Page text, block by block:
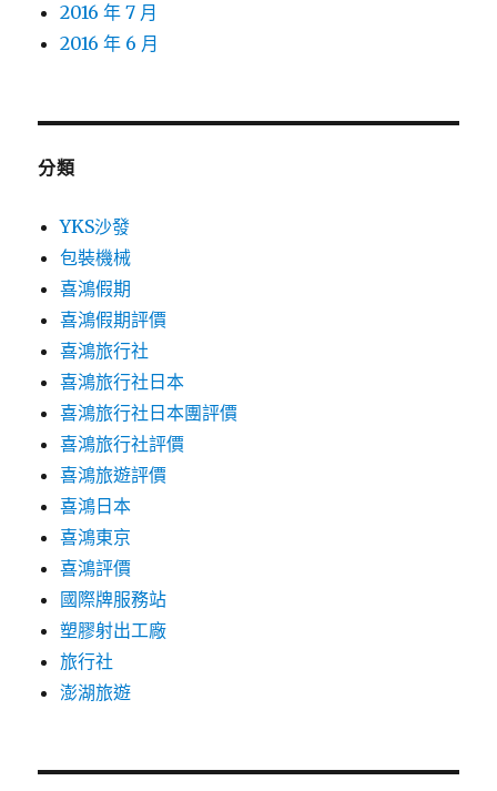
2016 年 7 月
2016 年 6 月
分類
YKS沙發
包裝機械
喜鴻假期
喜鴻假期評價
喜鴻旅行社
喜鴻旅行社日本
喜鴻旅行社日本團評價
喜鴻旅行社評價
喜鴻旅遊評價
喜鴻日本
喜鴻東京
喜鴻評價
國際牌服務站
塑膠射出工廠
旅行社
澎湖旅遊